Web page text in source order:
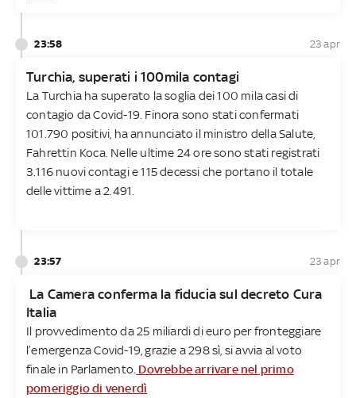
23:58 23 apr
Turchia, superati i 100mila contagi
La Turchia ha superato la soglia dei 100 mila casi di
contagio da Covid-19. Finora sono stati confermati
101.790 positivi, ha annunciato il ministro della Salute,
Fahrettin Koca. Nelle ultime 24 ore sono stati registrati
3.116 nuovi contagi e 115 decessi che portano il totale
delle vittime a 2.491.
23:57 23 apr
La Camera conferma la fiducia sul decreto Cura
Italia
Il provvedimento da 25 miliardi di euro per fronteggiare
l’emergenza Covid-19, grazie a 298 sì, si avvia al voto
finale in Parlamento. Dovrebbe arrivare nel primo
pomeriggio di venerdì